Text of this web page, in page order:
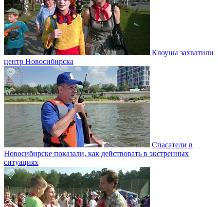
Клоуны захватили
центр Новосибирска
Спасатели в
Новосибирске показали, как действовать в экстренных
ситуациях